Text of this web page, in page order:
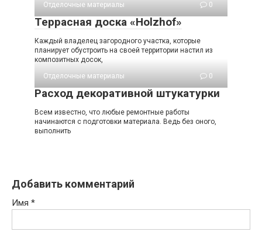
Отделочные материалы
0
Террасная доска «Holzhof»
Каждый владелец загородного участка, которые
планирует обустроить на своей территории настил из
композитных досок,
Отделочные материалы
0
Расход декоративной штукатурки
Всем известно, что любые ремонтные работы
начинаются с подготовки материала. Ведь без оного,
выполнить
Добавить комментарий
Имя *